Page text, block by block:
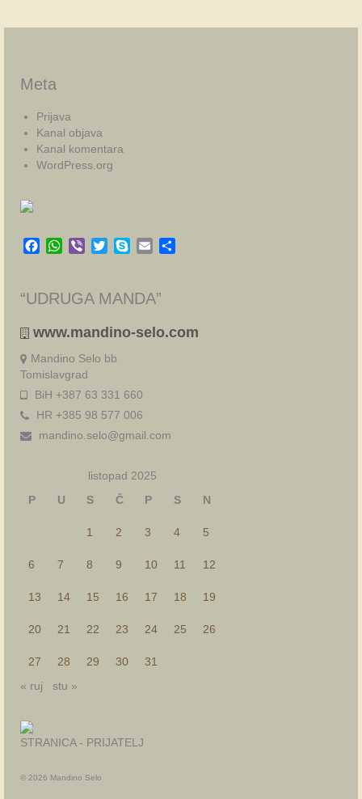
Meta
Prijava
Kanal objava
Kanal komentara
WordPress.org
Facebook
WhatsApp
Viber TwitterSkypeEmail
“UDRUGA MANDA”
www.mandino-selo.com
Mandino Selo bb
Tomislavgrad
BiH +387 63 331 660
HR +385 98 577 006
mandino.selo@gmail.com
listopad 2025
P
U S Č P S N
1 2 3 4 5
6 7 8 9 10 11 12
13 14 15 16 17 18 19
20 21 22 23 24 25 26
27 28 29 30
31
« ruj
stu »
STRANICA - PRIJATELJ
© 2026 Mandino Selo